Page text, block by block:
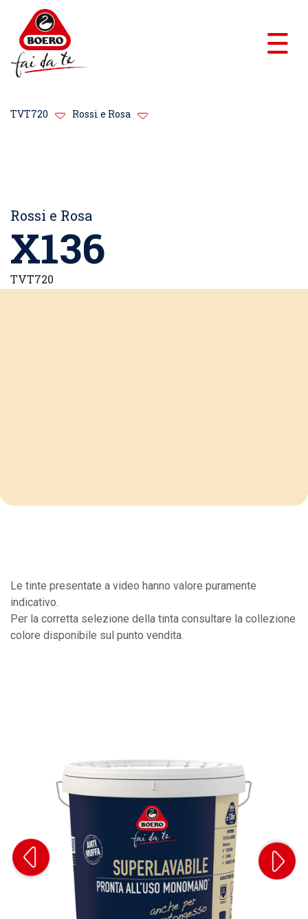
TVT720 Rossi e Rosa
Rossi e Rosa
X136
TVT720
Le tinte presentate a video hanno valore puramente
indicativo.
Per la corretta selezione della tinta consultare la collezione
colore disponibile sul punto vendita.